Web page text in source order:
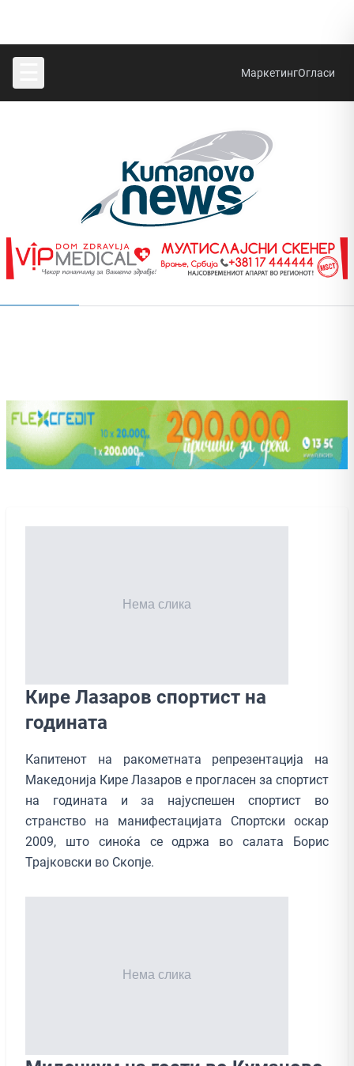
МаркетингОгласи
Кире Лазаров спортист на
годината
Капитенот на ракометната репрезентација на
Македонија Кире Лазаров е прогласен за спортист
на годината и за најуспешен спортист во
странство на манифестацијата Спортски оскар
2009, што синоќа се одржа во салата Борис
Трајковски во Скопје.